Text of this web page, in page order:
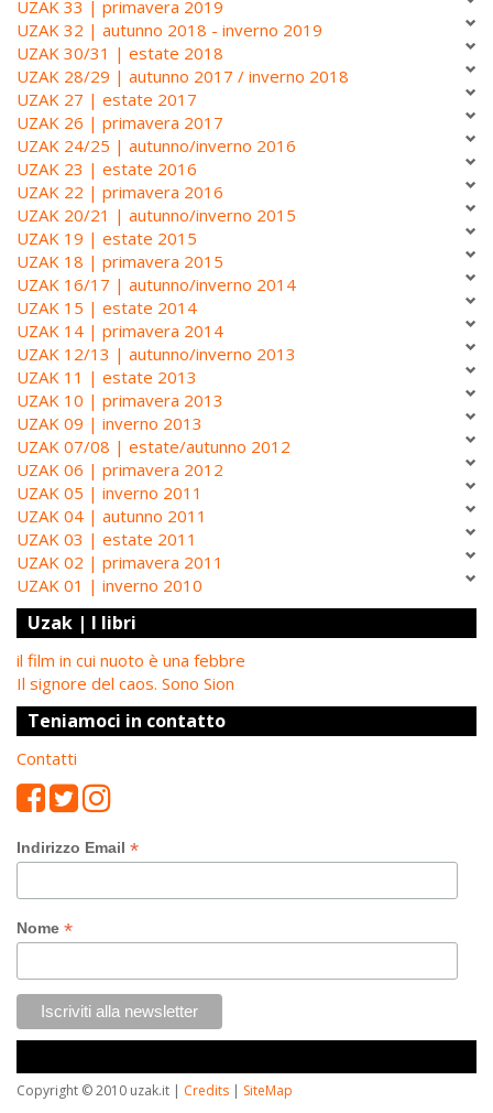
UZAK 33 | primavera 2019
UZAK 32 | autunno 2018 - inverno 2019
UZAK 30/31 | estate 2018
UZAK 28/29 | autunno 2017 / inverno 2018
UZAK 27 | estate 2017
UZAK 26 | primavera 2017
UZAK 24/25 | autunno/inverno 2016
UZAK 23 | estate 2016
UZAK 22 | primavera 2016
UZAK 20/21 | autunno/inverno 2015
UZAK 19 | estate 2015
UZAK 18 | primavera 2015
UZAK 16/17 | autunno/inverno 2014
UZAK 15 | estate 2014
UZAK 14 | primavera 2014
UZAK 12/13 | autunno/inverno 2013
UZAK 11 | estate 2013
UZAK 10 | primavera 2013
UZAK 09 | inverno 2013
UZAK 07/08 | estate/autunno 2012
UZAK 06 | primavera 2012
UZAK 05 | inverno 2011
UZAK 04 | autunno 2011
UZAK 03 | estate 2011
UZAK 02 | primavera 2011
UZAK 01 | inverno 2010
Uzak | I libri
il film in cui nuoto è una febbre
Il signore del caos. Sono Sion
Teniamoci in contatto
Contatti
Indirizzo Email *
Nome *
Copyright © 2010 uzak.it | Credits | SiteMap